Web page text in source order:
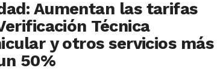
Aumentan las tarifas
Técnica
y otros servicios más
50%